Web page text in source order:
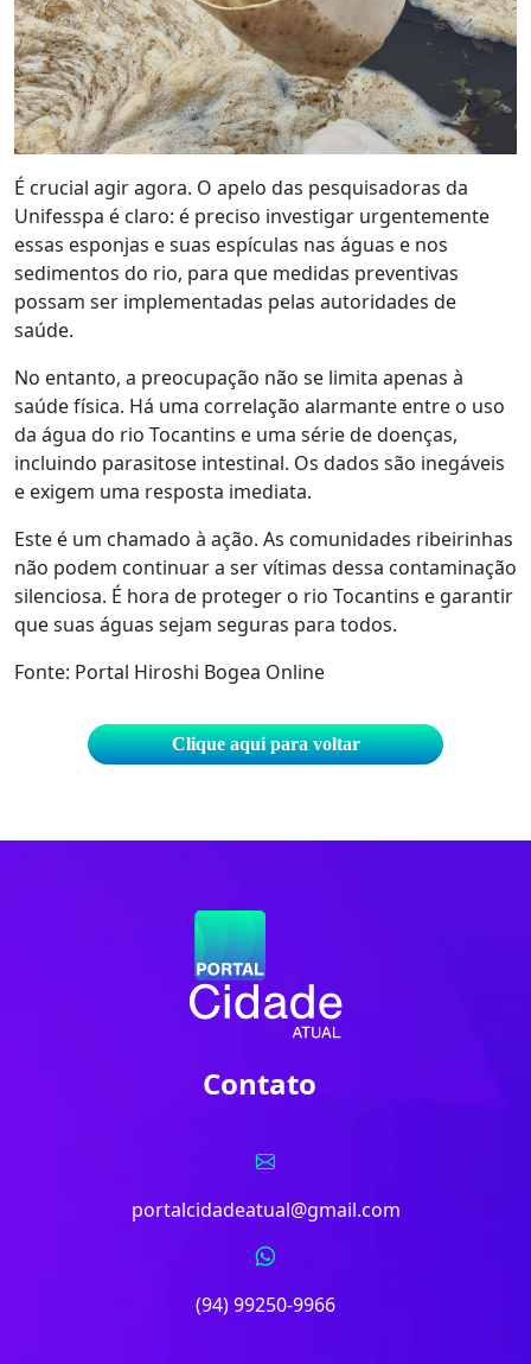
É crucial agir agora. O apelo das pesquisadoras da
Unifesspa é claro: é preciso investigar urgentemente
essas esponjas e suas espículas nas águas e nos
sedimentos do rio, para que medidas preventivas
possam ser implementadas pelas autoridades de
saúde.
No entanto, a preocupação não se limita apenas à
saúde física. Há uma correlação alarmante entre o uso
da água do rio Tocantins e uma série de doenças,
incluindo parasitose intestinal. Os dados são inegáveis
e exigem uma resposta imediata.
Este é um chamado à ação. As comunidades ribeirinhas
não podem continuar a ser vítimas dessa contaminação
silenciosa. É hora de proteger o rio Tocantins e garantir
que suas águas sejam seguras para todos.
Fonte: Portal Hiroshi Bogea Online
Clique aqui para voltar
Contato
portalcidadeatual@gmail.com
(94) 99250-9966